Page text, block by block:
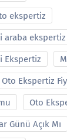
ekspertiz
araba ekspertiz
Ekspertiz
Oto Ekspertiz
Oto
Günü Açık Mı